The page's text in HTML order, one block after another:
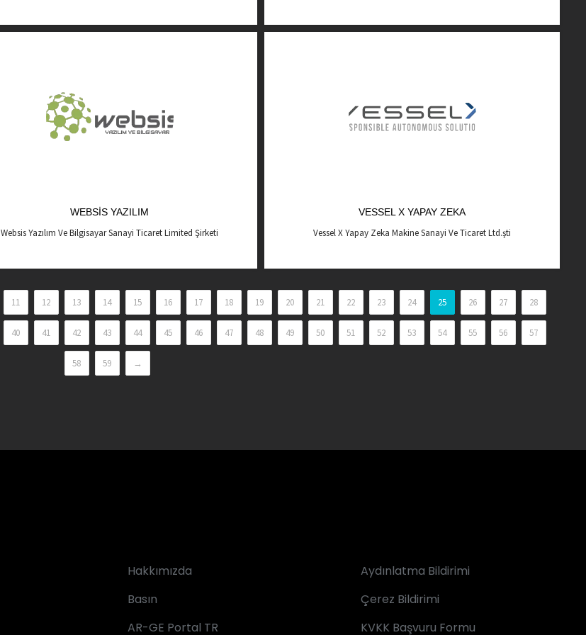
WEBSIS YAZILIM
Websis Yazılım Ve Bilgisayar Sanayi Ticaret Limited Şirketi
VESSEL X YAPAY ZEKA
Vessel X Yapay Zeka Makine Sanayi Ve Ticaret Ltd.şti
11 12 13 14 15 16 17 18 19 20 21 22 23 24 25 26 27 28
40 41 42 43 44 45 46 47 48 49 50 51 52 53 54 55 56 57
58 59 →
Hakkımızda
Basın
AR-GE Portal TR
Aydınlatma Bildirimi
Çerez Bildirimi
KVKK Başvuru Formu